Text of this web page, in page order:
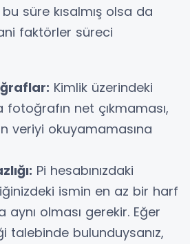
süre kısalmış olsa da
faktörler süreci
Kimlik üzerindeki
fotoğrafın net çıkmaması,
veriyi okuyamamasına
Pi hesabınızdaki
ismin en az bir harf
aynı olması gerekir. Eğer
talebinde bulunduysanız,